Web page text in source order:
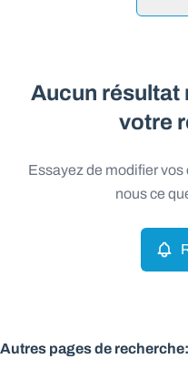
La Roche-En-Ardenne
Terrain Remove
Recherche
Aucun résultat
votre
Essayez de modifier
nous ce
Autres pages de recherche: